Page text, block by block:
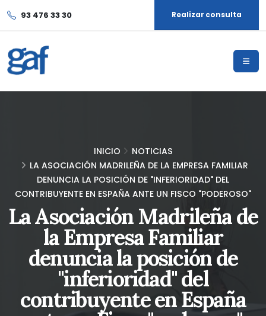
93 476 33 30 Realizar consulta
INICIO
NOTICIAS
LA ASOCIACIÓN MADRILEÑA DE LA EMPRESA FAMILIAR
DENUNCIA LA POSICIÓN DE "INFERIORIDAD" DEL
CONTRIBUYENTE EN ESPAÑA ANTE UN FISCO "PODEROSO"
La Asociación Madrileña de
la Empresa Familiar
denuncia la posición de
"inferioridad" del
contribuyente en España